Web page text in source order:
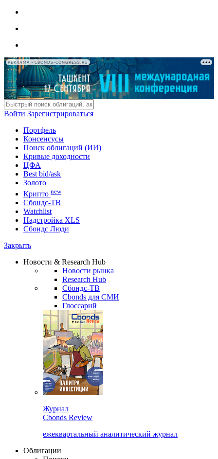
РЕКЛАМА • CBONDS-CONGRESS.RU
Войти Зарегистрироваться
Портфель
Консенсусы
Поиск облигаций (ИИ)
Кривые доходности
ЦФА
Best bid/ask
Золото
Крипто new
Сбондс-ТВ
Watchlist
Надстройка XLS
Сбондс Люди
Закрыть
Новости & Research Hub
Новости рынка
Research Hub
Сбондс-ТВ
Cbonds для СМИ
Глоссарий
Журнал
Cbonds Review
ежеквартальный аналитический журнал
Облигации